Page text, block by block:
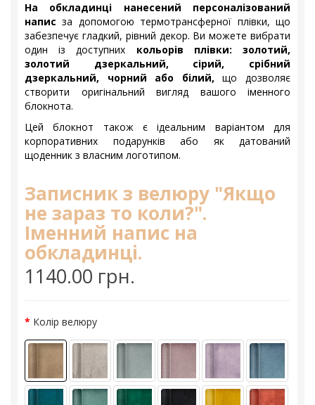
На обкладинці нанесений персоналізований
напис за допомогою термотрансферної плівки, що
забезпечує гладкий, рівний декор. Ви можете вибрати
один із доступних кольорів плівки: золотий,
золотий дзеркальний, сірий, срібний
дзеркальний, чорний або білий, що дозволяє
створити оригінальний вигляд вашого іменного
блокнота.
Цей блокнот також є ідеальним варіантом для
корпоративних подарунків або як датований
щоденник з власним логотипом.
Записник з велюру "Якщо
не зараз то коли?".
Іменний напис на
обкладинці.
1140.00 грн.
Колір велюру